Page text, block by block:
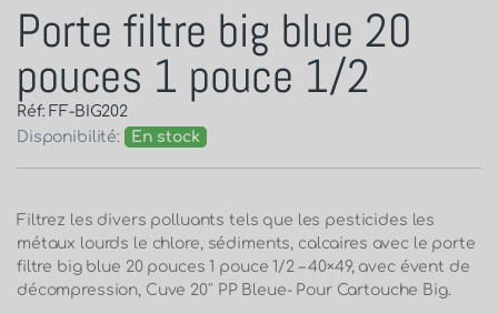
Porte filtre big blue 20
pouces 1 pouce 1/2
Réf: FF-BIG202
Disponibilité:
En stock
Filtrez les divers polluants tels que les pesticides les
métaux lourds le chlore, sédiments, calcaires avec le porte
filtre big blue 20 pouces 1 pouce 1/2 – 40×49, avec évent de
décompression, Cuve 20″ PP Bleue- Pour Cartouche Big.